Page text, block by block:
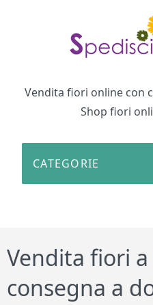
Vendita fiori online con
Shop fiori
CATEGORIE
Vendita fiori
consegna a